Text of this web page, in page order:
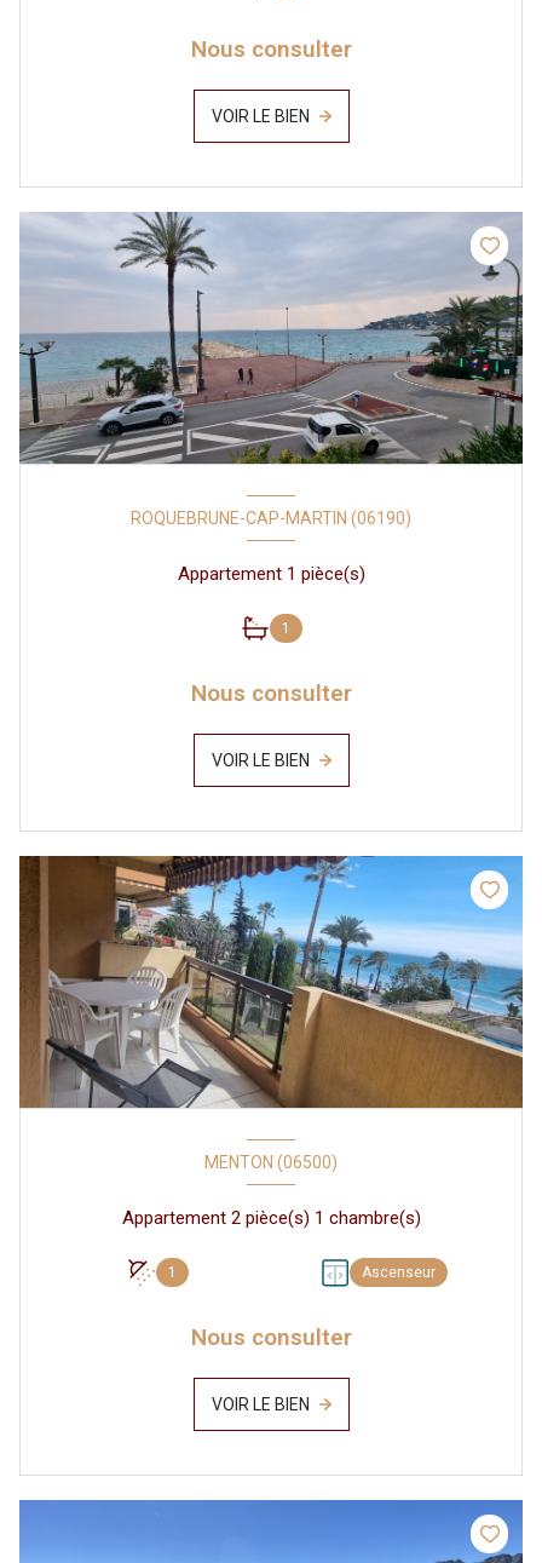
Nous consulter
VOIR LE BIEN
ROQUEBRUNE-CAP-MARTIN (06190)
Appartement 1 pièce(s)
1
Nous consulter
VOIR LE BIEN
MENTON (06500)
Appartement 2 pièce(s) 1 chambre(s)
1 Ascenseur
Nous consulter
VOIR LE BIEN